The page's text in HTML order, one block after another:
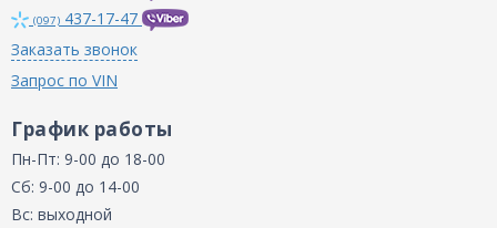
(097) 437-17-47
Заказать звонок
Запрос по VIN
График работы
Пн-Пт: 9-00 до 18-00
Сб: 9-00 до 14-00
Вс: выходной